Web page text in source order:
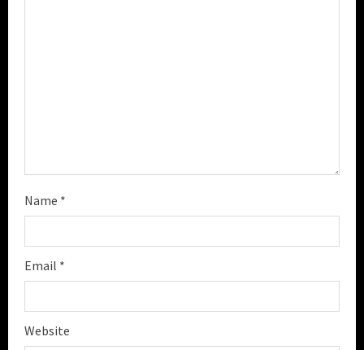
Name *
Email *
Website